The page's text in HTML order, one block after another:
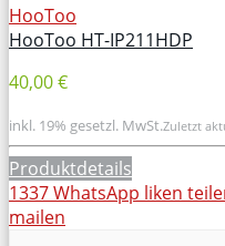
HooToo
HooToo HT-IP211HDP
40,00 €
inkl. 19% gesetzl. MwSt.Zuletzt
Produktdetails
1337WhatsApp liken
mailen